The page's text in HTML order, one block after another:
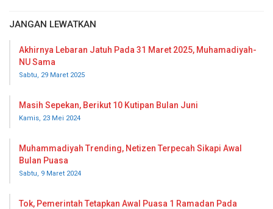
JANGAN LEWATKAN
Akhirnya Lebaran Jatuh Pada 31 Maret 2025, Muhamadiyah-
NU Sama
Sabtu, 29 Maret 2025
Masih Sepekan, Berikut 10 Kutipan Bulan Juni
Kamis, 23 Mei 2024
Muhammadiyah Trending, Netizen Terpecah Sikapi Awal
Bulan Puasa
Sabtu, 9 Maret 2024
Tok, Pemerintah Tetapkan Awal Puasa 1 Ramadan Pada